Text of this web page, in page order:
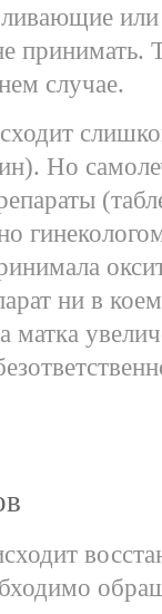
принимать.
случае.
Но
ни в